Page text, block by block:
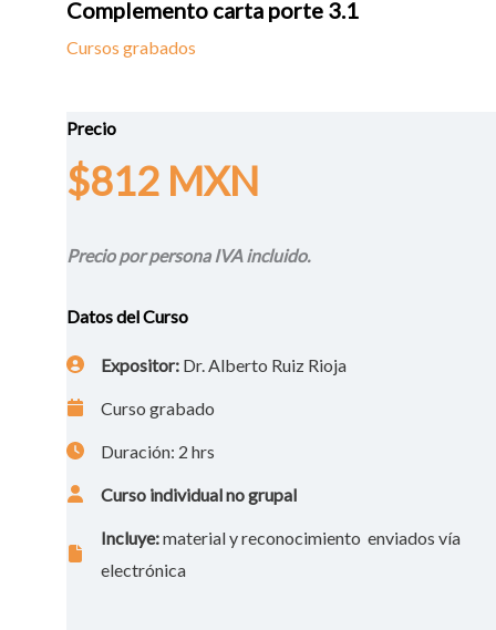
Complemento carta porte 3.1
Cursos grabados
Precio
$812 MXN
Precio por persona IVA incluido.
Datos del Curso
Expositor: Dr. Alberto Ruiz Rioja
Curso grabado
Duración: 2 hrs
Curso individual no grupal
Incluye:material y reconocimiento enviados vía
electrónica